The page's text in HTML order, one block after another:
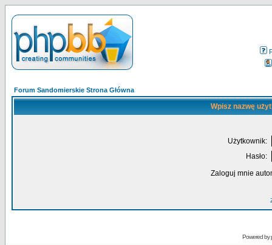
Forum Sandomierskie Strona Główna
Wpisz nazwę
Użytkownik:
Hasło:
Zaloguj mnie
Powered by